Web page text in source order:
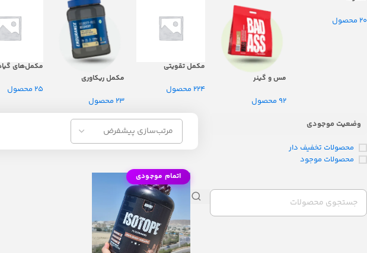
20 محصول
مس و گینر
92 محصول
مکمل تقویتی
224 محصول
مکمل ریکاوری
23 محصول
مکمل‌های
25 محصول
وضعیت موجودی
محصولات تخفیف دار
محصولات موجود
اتمام موجودی